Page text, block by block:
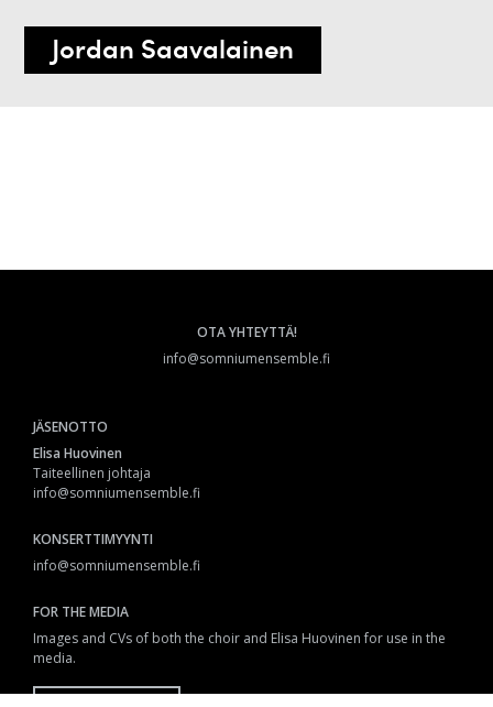
Jordan Saavalainen
OTA YHTEYTTÄ!
info@somniumensemble.fi
JÄSENOTTO
Elisa Huovinen
Taiteellinen johtaja
info@somniumensemble.fi
KONSERTTIMYYNTI
info@somniumensemble.fi
FOR THE MEDIA
Images and CVs of both the choir and Elisa Huovinen for use in the
media.